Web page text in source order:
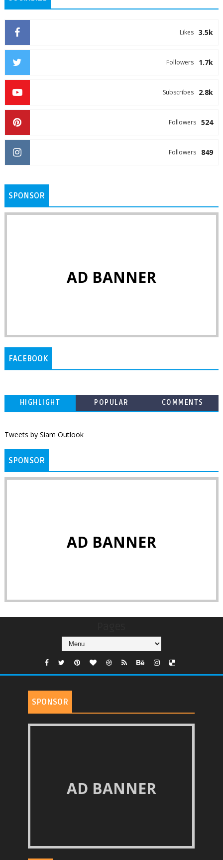
3.5k
Likes
1.7k
Followers
2.8k
Subscribes
524
Followers
849
Followers
SPONSOR
AD BANNER
FACEBOOK
HIGHLIGHT POPULAR COMMENTS
Tweets by Siam Outlook
SPONSOR
AD BANNER
SPONSOR
AD BANNER